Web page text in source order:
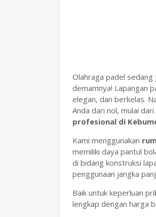
Olahraga padel
demamnya! Lapangan
elegan, dan berkelas.
Anda dari nol, mulai dari
profesional di
Kami menggunakan
memiliki daya pantul
di bidang konstruksi
penggunaan jangka
Baik untuk keperluan
lengkap dengan harga